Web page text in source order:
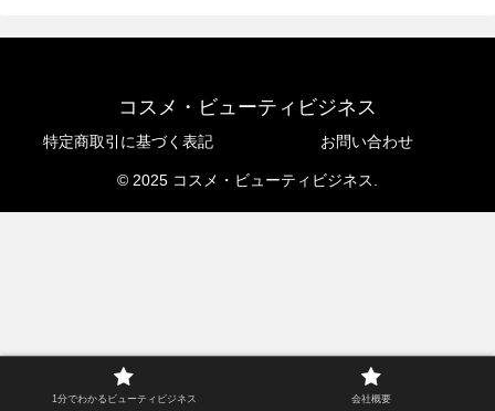
コスメ・ビューティビジネス
特定商取引に基づく表記 お問い合わせ
© 2025 コスメ・ビューティビジネス.
1分でわかるビューティビジネス 会社概要